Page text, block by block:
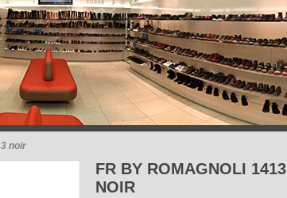
noir
FR BY ROMAGNOLI 1413
NOIR